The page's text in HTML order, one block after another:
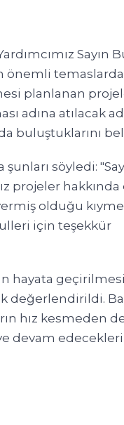
Sayın
önemli temaslarda
planlanan
adına atılacak
buluştuklarını
söyledi:
projeler
olduğu
için teşekkür
hayata geçirilmesi
değerlendirildi.
hız kesmeden
devam